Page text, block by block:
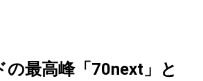
最高峰「70next」と